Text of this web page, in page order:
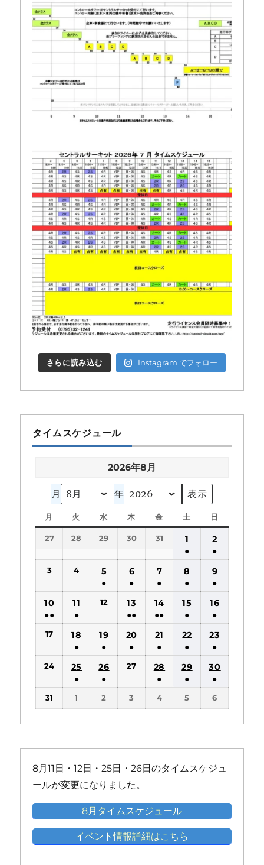
さらに読み込む Instagram でフォロー
タイムスケジュール
2026年8月
月 年
月
曜
日
火
曜
日
水
曜
日
木
曜
日
金
曜
土
曜
日
曜
27 28 29 30 31
1
●
(1
件
の
イ
ベ
ン
ト)
2
●
(1
件
の
イ
ベ
ン
ト)
3 4
5
●
(1
の
イ
ベ
ン
ト)
6
●
(1
件
の
イ
ベ
ン
7
●
(1
件
の
イ
ベ
ン
ト)
8
●
(1
件
の
イ
ベ
ン
ト)
9
●
(1
件
の
イ
ベ
ン
ト)
10
●●
(2
の
イ
ン
ト)
11
●
(1
件
の
イ
ベ
ン
ト)
12
13
●●
(2
件
の
イ
ン
ト)
14
●●
(2
件
の
イ
ベ
ン
ト)
15
●
(1
件
の
イ
ベ
ン
ト)
16
●
(1
件
の
イ
ベ
ン
ト)
17
18
●
(1
件
イ
ン
19
●
(1
件
イ
ン
20
●
(1
イ
ン
21
●
(1
件
イ
ン
22
●
(1
件
イ
ン
23
●
(1
件
イ
ン
24
25
●
ト)
26
●
ト)
27
28
●
ト)
29
●
ト)
30
●
ト)
31 1 2 3 4 5 6
8月11日・12日・25日・26日のタイムスケジュ
ールが変更になりました。
8月タイムスケジュール
イベント情報詳細はこちら